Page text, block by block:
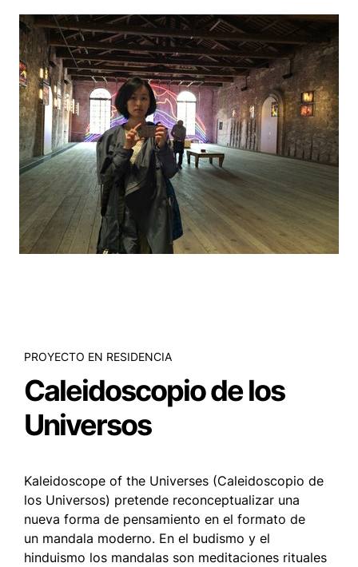
PROYECTO EN RESIDENCIA
Caleidoscopio de los
Universos
Kaleidoscope of the Universes(Caleidoscopio de
los Universos) pretende reconceptualizar una
nueva forma de pensamiento en el formato de
un mandala moderno. En el budismo y el
hinduismo los mandalasson meditaciones rituales